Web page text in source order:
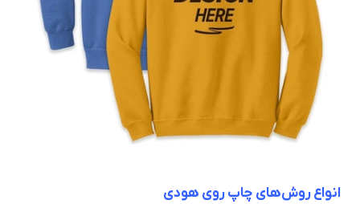
انواع روش‌های چاپ روی هودی